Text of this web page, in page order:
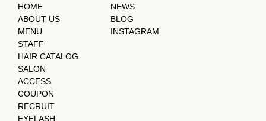
HOME
ABOUT US
MENU
STAFF
HAIR CATALOG
SALON
ACCESS
COUPON
RECRUIT
EYELASH
NEWS
BLOG
INSTAGRAM